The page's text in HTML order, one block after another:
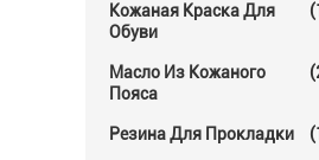
Кожаная Краска Для
Обуви
Масло Из Кожаного
Пояса
Резина Для Прокладки